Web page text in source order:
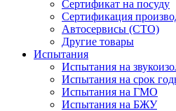
Сертификат на посуду
Сертификация
Автосервисы (СТО)
Другие товары
Испытания
Испытания на
Испытания на срок
Испытания на ГМО
Испытания на БЖУ